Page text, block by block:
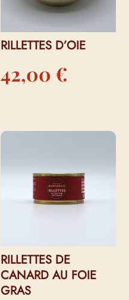
RILLETTES D’OIE
42,00 €
RILLETTES DE
CANARD AU FOIE
GRAS